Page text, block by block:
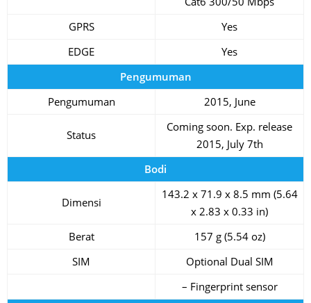
GPRS
Yes
EDGE
Yes
Pengumuman
Pengumuman
2015, June
Status
Coming soon. Exp. release
2015, July 7th
Bodi
Dimensi
143.2 x 71.9 x 8.5 mm (5.64
x 2.83 x 0.33 in)
Berat
157 g (5.54 oz)
SIM
Optional Dual SIM
– Fingerprint sensor